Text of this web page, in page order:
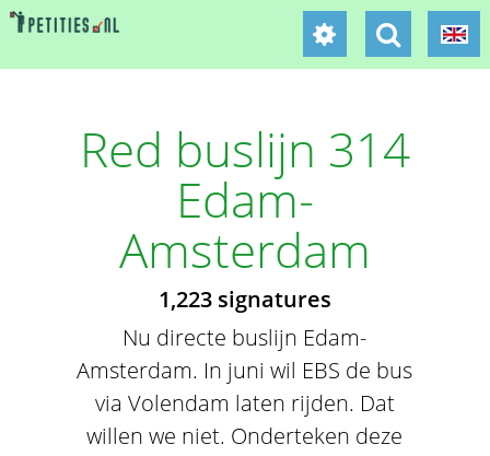
Red buslijn 314
Edam-
Amsterdam
1,223 signatures
Nu directe buslijn Edam-
Amsterdam. In juni wil EBS de bus
via Volendam laten rijden. Dat
willen we niet. Onderteken deze